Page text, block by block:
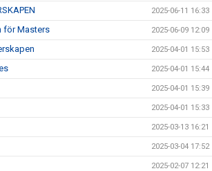
2025-06-11 16:33
för Masters 2025-06-09 12:09
2025-04-01 15:53
2025-04-01 15:44
2025-04-01 15:39
2025-04-01 15:33
2025-03-13 16:21
2025-03-04 17:52
2025-02-07 12:21